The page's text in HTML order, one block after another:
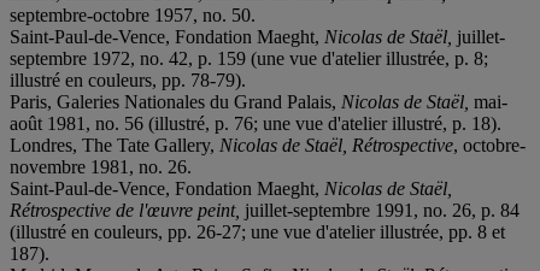
septembre-octobre 1957, no. 50.
Saint-Paul-de-Vence, Fondation Maeght, Nicolas de Staël, juillet-
septembre 1972, no. 42, p. 159 (une vue d'atelier illustrée, p. 8;
illustré en couleurs, pp. 78-79).
Paris, Galeries Nationales du Grand Palais, Nicolas de Staël, mai-
août 1981, no. 56 (illustré, p. 76; une vue d'atelier illustré, p. 18).
Londres, The Tate Gallery, Nicolas de Staël, Rétrospective, octobre-
novembre 1981, no. 26.
Saint-Paul-de-Vence, Fondation Maeght, Nicolas de Staël,
Rétrospective de l'œuvre peint, juillet-septembre 1991, no. 26, p. 84
(illustré en couleurs, pp. 26-27; une vue d'atelier illustrée, pp. 8 et
187).